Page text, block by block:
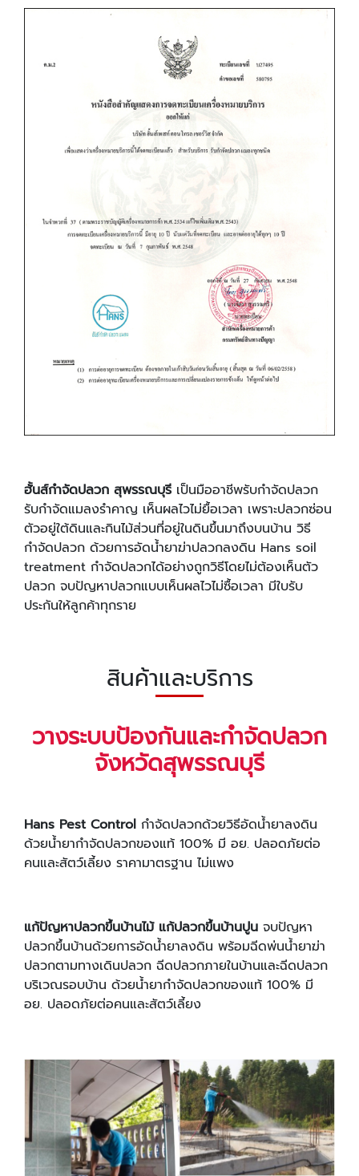
ฮั้นส์กำจัดปลวก สุพรรณบุรี เป็นมืออาชีพรับกำจัดปลวก
รับกำจัดแมลงรำคาญ เห็นผลไวไม่ยื้อเวลา เพราะปลวกซ่อน
ตัวอยู่ใต้ดินและกินไม้ส่วนที่อยู่ในดินขึ้นมาถึงบนบ้าน วิธี
กำจัดปลวก ด้วยการอัดน้ำยาฆ่าปลวกลงดิน Hans soil
treatment กำจัดปลวกได้อย่างถูกวิธีโดยไม่ต้องเห็นตัว
ปลวก จบปัญหาปลวกแบบเห็นผลไวไม่ซื้อเวลา มีใบรับ
ประกันให้ลูกค้าทุกราย
สินค้าและบริการ
วางระบบป้องกันและกำจัดปลวก
จังหวัดสุพรรณบุรี
Hans Pest Control กำจัดปลวกด้วยวิธีอัดน้ำยาลงดิน
ด้วยน้ำยากำจัดปลวกของแท้ 100% มี อย. ปลอดภัยต่อ
คนและสัตว์เลี้ยง ราคามาตรฐาน ไม่แพง
แก้ปัญหาปลวกขึ้นบ้านไม้ แก้ปลวกขึ้นบ้านปูน จบปัญหา
ปลวกขึ้นบ้านด้วยการอัดน้ำยาลงดิน พร้อมฉีดพ่นน้ำยาฆ่า
ปลวกตามทางเดินปลวก ฉีดปลวกภายในบ้านและฉีดปลวก
บริเวณรอบบ้าน ด้วยน้ำยากำจัดปลวกของแท้ 100% มี
อย. ปลอดภัยต่อคนและสัตว์เลี้ยง